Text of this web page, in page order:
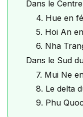
Dans le
4. Hue en
5. Hoi An
6. Nha
Dans le Sud
7. Mui Ne
8. Le delta
9. Phu